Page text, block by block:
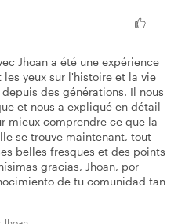
Jhoan a été une expérience
les yeux sur l'histoire et la vie
des générations. Il nous
et nous a expliqué en détail
mieux comprendre ce que la
se trouve maintenant, tout
belles fresques et des points
gracias, Jhoan, por
de tu comunidad tan